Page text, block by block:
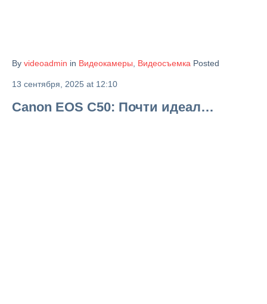
By videoadmin in Видеокамеры Видеосъемка Posted
13 сентября, 2025 at 12:10
Canon EOS C50: Почти идеал…